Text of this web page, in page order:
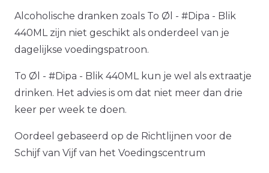
Alcoholische dranken zoals To Øl - #Dipa - Blik
440ML zijn niet geschikt als onderdeel van je
dagelijkse voedingspatroon.
To Øl - #Dipa - Blik 440ML kun je wel als extraatje
drinken. Het advies is om dat niet meer dan drie
keer per week te doen.
Oordeel gebaseerd op de Richtlijnen voor de
Schijf van Vijf van het Voedingscentrum